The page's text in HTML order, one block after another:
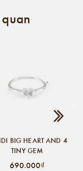
BIG HEART AND 4
TINY GEM
690.000₫